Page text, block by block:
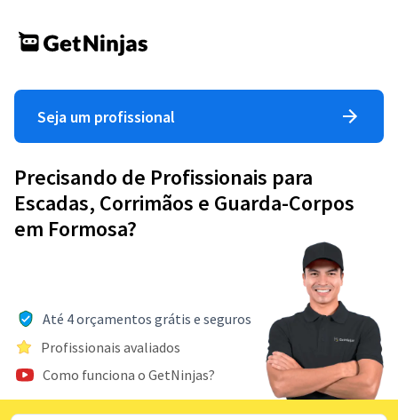
Seja um profissional
Precisando de Profissionais para
Escadas, Corrimãos e Guarda-Corpos
em Formosa?
Até 4 orçamentos grátis e seguros
Profissionais avaliados
Como funciona o GetNinjas?